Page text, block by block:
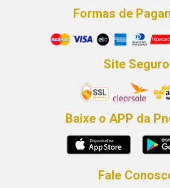
Formas de
Site Seguro
Baixe o APP da
Fale